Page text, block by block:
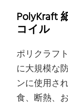
PolyKraft
コイル
ポリクラフ
に大規模な
ンに使用さ
食、断熱、